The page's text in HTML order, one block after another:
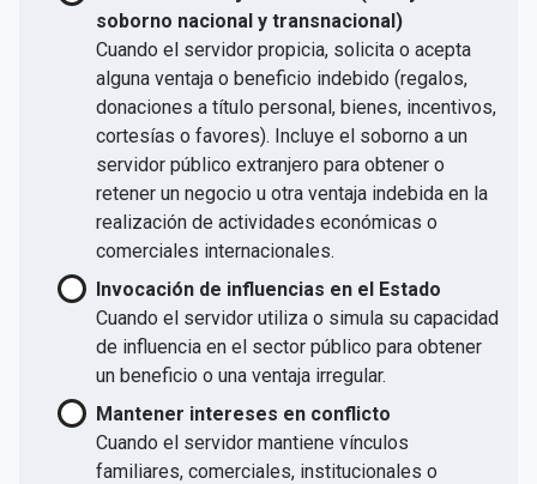
soborno nacional y transnacional)
Cuando el servidor propicia, solicita o acepta
alguna ventaja o beneficio indebido (regalos,
donaciones a título personal, bienes, incentivos,
cortesías o favores). Incluye el soborno a un
servidor público extranjero para obtener o
retener un negocio u otra ventaja indebida en la
realización de actividades económicas o
comerciales internacionales.
Invocación de influencias en el Estado
Cuando el servidor utiliza o simula su capacidad
de influencia en el sector público para obtener
un beneficio o una ventaja irregular.
Mantener intereses en conflicto
Cuando el servidor mantiene vínculos
familiares, comerciales, institucionales o